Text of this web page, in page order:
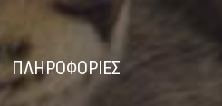
ΠΛΗΡΟΦΟΡΙΕΣ